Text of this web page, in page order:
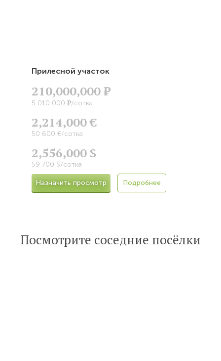
Прилесной участок
210,000,000Р
5 010 000 Р/сотка
2,214,000 €
50 600 €/сотка
2,556,000 $
59 700 $/сотка
Назначить просмотр Подробнее
Посмотрите соседние посёлки